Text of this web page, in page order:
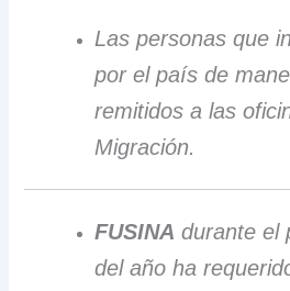
Las personas que
por el país de
remitidos a las
Migración.
FUSINA durante el
del año ha